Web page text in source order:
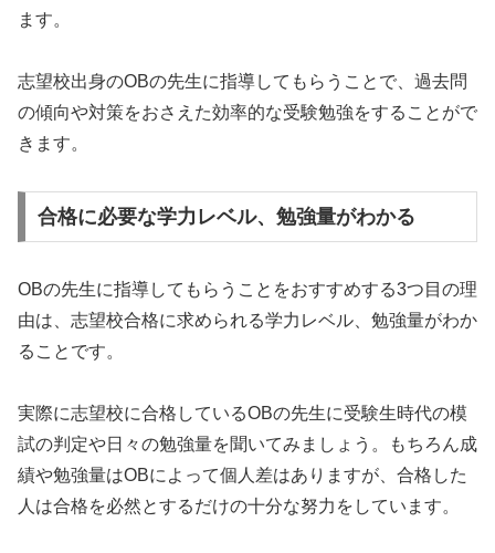
ます。
志望校出身のOBの先生に指導してもらうことで、過去問
の傾向や対策をおさえた効率的な受験勉強をすることがで
きます。
合格に必要な学力レベル、勉強量がわかる
OBの先生に指導してもらうことをおすすめする3つ目の理
由は、志望校合格に求められる学力レベル、勉強量がわか
ることです。
実際に志望校に合格しているOBの先生に受験生時代の模
試の判定や日々の勉強量を聞いてみましょう。もちろん成
績や勉強量はOBによって個人差はありますが、合格した
人は合格を必然とするだけの十分な努力をしています。